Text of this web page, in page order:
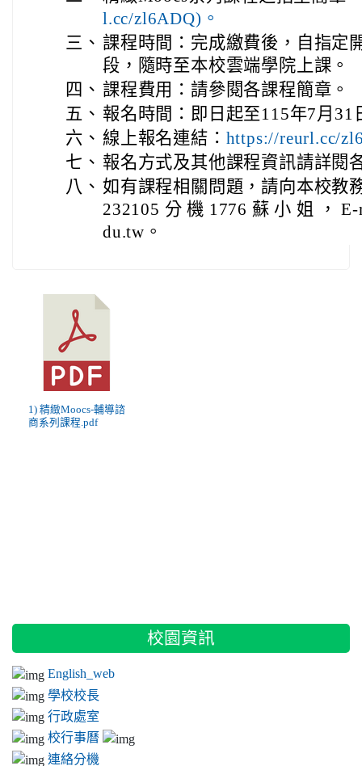
l.cc/zl6ADQ)。
三、 課程時間：完成繳費後，自指定
段，隨時至本校雲端學院上課。
四、 課程費用：請參閱各課程簡章。
五、 報名時間：即日起至115年7月
六、 線上報名連結： https://reurl.cc/
七、 報名方式及其他課程資訊請詳閱
八、 如有課程相關問題，請向本校教
232105 分 機 1776 蘇 小 姐 ，
du.tw。
1) 精緻Moocs-輔導諮
商系列課程.pdf
::: 校園資訊
English_web
學校校長
行政處室
校行事曆
連絡分機